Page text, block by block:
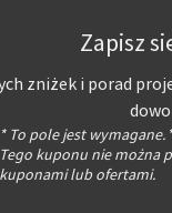
Zapisz
zniżek i porad
* To pole jest wymagane.
Tego kuponu nie można
kuponami lub ofertami.